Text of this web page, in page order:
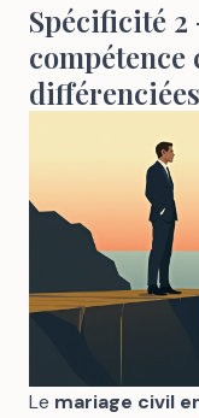
Spécificité
différenciées
Le mariage civil